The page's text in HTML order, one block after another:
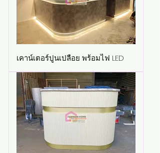
เคาน์เตอร์ปูนเปลือย พร้อมไฟ LED